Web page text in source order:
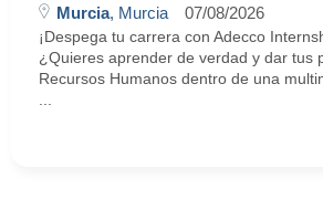
Murcia, Murcia 07/08/2026
¡Despega tu carrera con Adecco
¿Quieres aprender de verdad y dar tus
Recursos Humanos dentro de una